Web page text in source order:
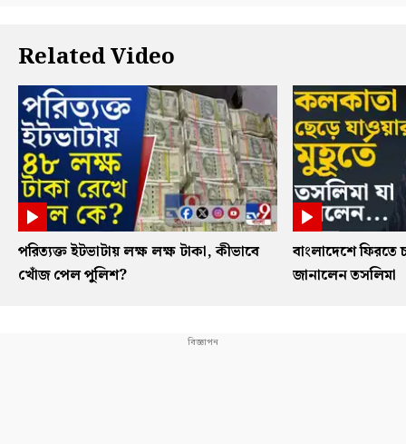
Related Video
পরিত্যক্ত ইটভাটায় লক্ষ লক্ষ টাকা, কীভাবে
খোঁজ পেল পুলিশ?
বাংলাদেশে ফিরতে
জানালেন তসলিমা